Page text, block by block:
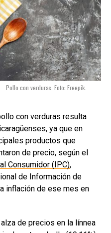
Pollo con verduras. Foto: Freepik.
con verduras resulta
ya que en
productos que
de precio, según el
Consumidor (IPC),
de Información de
inflación de ese mes en
de precios en la línnea